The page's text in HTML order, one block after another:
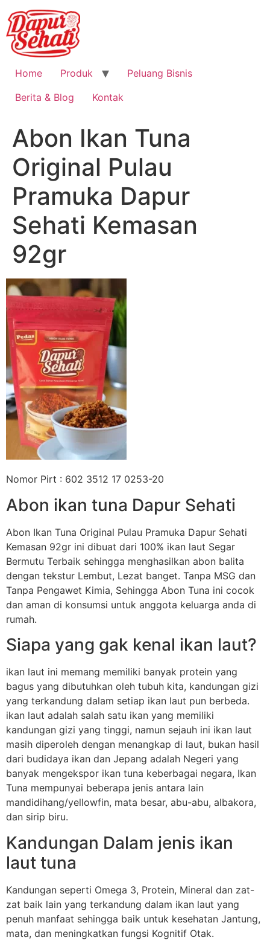
Home Produk
Peluang Bisnis
Berita & Blog
Kontak
Abon Ikan Tuna
Original Pulau
Pramuka Dapur
Sehati Kemasan
92gr
Nomor Pirt : 602 3512 17 0253-20
Abon ikan tuna Dapur Sehati
Abon Ikan Tuna Original Pulau Pramuka Dapur Sehati
Kemasan 92gr ini dibuat dari 100% ikan laut Segar
Bermutu Terbaik sehingga menghasilkan abon balita
dengan tekstur Lembut, Lezat banget. Tanpa MSG dan
Tanpa Pengawet Kimia, Sehingga Abon Tuna ini cocok
dan aman di konsumsi untuk anggota keluarga anda di
rumah.
Siapa yang gak kenal ikan laut?
ikan laut ini memang memiliki banyak protein yang
bagus yang dibutuhkan oleh tubuh kita, kandungan gizi
yang terkandung dalam setiap ikan laut pun berbeda.
ikan laut adalah salah satu ikan yang memiliki
kandungan gizi yang tinggi, namun sejauh ini ikan laut
masih diperoleh dengan menangkap di laut, bukan hasil
dari budidaya ikan dan Jepang adalah Negeri yang
banyak mengekspor ikan tuna keberbagai negara, Ikan
Tuna mempunyai beberapa jenis antara lain
mandidihang/yellowfin, mata besar, abu-abu, albakora,
dan sirip biru.
Kandungan Dalam jenis ikan
laut tuna
Kandungan seperti Omega 3, Protein, Mineral dan zat-
zat baik lain yang terkandung dalam ikan laut yang
penuh manfaat sehingga baik untuk kesehatan Jantung,
mata, dan meningkatkan fungsi Kognitif Otak.